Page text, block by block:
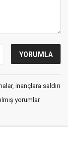
inançlara saldırı
yorumlar